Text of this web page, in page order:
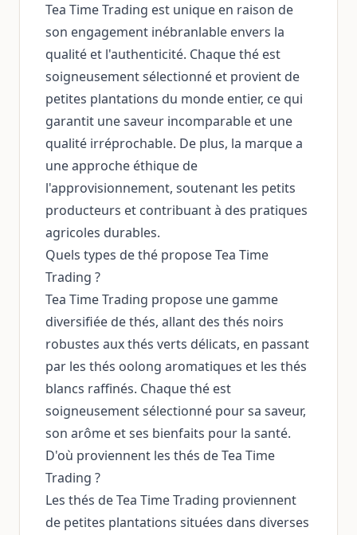
Tea Time Trading est unique en raison de
son engagement inébranlable envers la
qualité et l'authenticité. Chaque thé est
soigneusement sélectionné et provient de
petites plantations du monde entier, ce qui
garantit une saveur incomparable et une
qualité irréprochable. De plus, la marque a
une approche éthique de
l'approvisionnement, soutenant les petits
producteurs et contribuant à des pratiques
agricoles durables.
Quels types de thé propose Tea Time
Trading ?
Tea Time Trading propose une gamme
diversifiée de thés, allant des thés noirs
robustes aux thés verts délicats, en passant
par les thés oolong aromatiques et les thés
blancs raffinés. Chaque thé est
soigneusement sélectionné pour sa saveur,
son arôme et ses bienfaits pour la santé.
D'où proviennent les thés de Tea Time
Trading ?
Les thés de Tea Time Trading proviennent
de petites plantations situées dans diverses